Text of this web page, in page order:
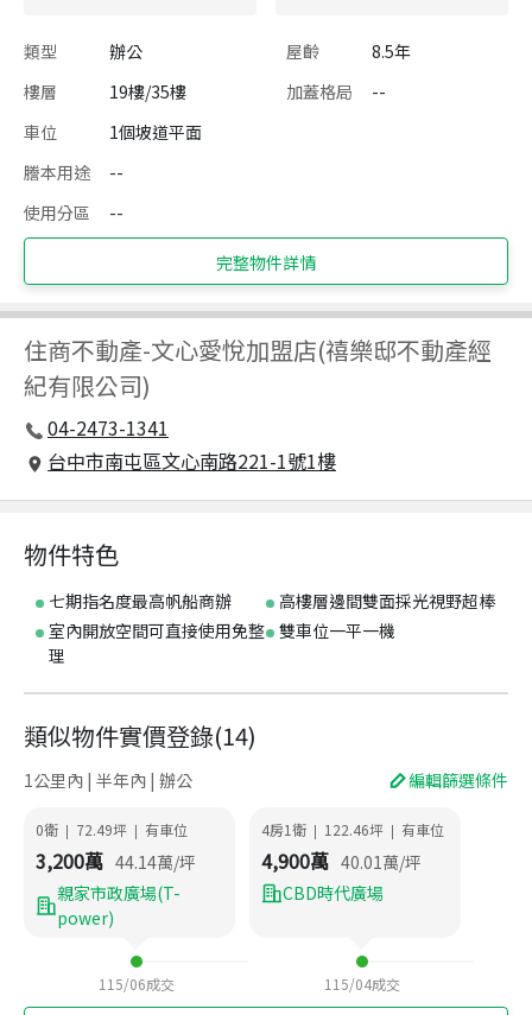
類型 辦公 屋齡
8.5年
樓層
19樓/35樓 加蓋格局
--
車位
1個坡道平面
謄本用途
--
使用分區
--
完整物件詳情
住商不動產-文心愛悅加盟店(禧樂邸不動產經
紀有限公司)
04-2473-1341
台中市南屯區文心南路221-1號1樓
物件特色
七期指名度最高帆船商辦
高樓層邊間雙面採光視野超棒
室內開放空間可直接使用免整
理
雙車位一平一機
類似物件實價登錄(14)
1公里內 | 半年內 | 辦公 編輯篩選條件
0衛 | 72.49坪 | 有車位
3,200萬 44.14萬/坪
親家市政廣場(T-
power)
115/06成交
4房1衛 | 122.46坪 | 有車位
4,900萬 40.01萬/坪
CBD時代廣場
115/04成交